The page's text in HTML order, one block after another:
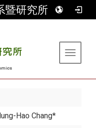
暨研究所
Toggle
Hao Chang*